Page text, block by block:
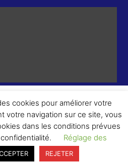
– Tous droits réservés.
cookies pour améliorer votre
votre navigation sur ce site, vous
dans les conditions prévues
Réglage des
REJETER